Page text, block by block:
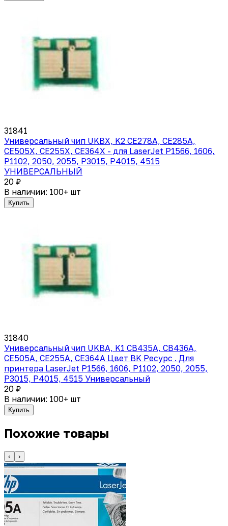
31841
Универсальный чип UKBX, K2 CE278A, CE285A,
CE505X, CE255X, CE364X - для LaserJet P1566, 1606,
P1102, 2050, 2055, P3015, P4015, 4515
УНИВЕРСАЛЬНЫЙ
20 ₽
В наличии: 100+ шт
Купить
31840
Универсальный чип UKBA, K1 CB435A, CB436A,
CE505A, CE255A, CE364A Цвет BK Ресурс . Для
принтера LaserJet P1566, 1606, P1102, 2050, 2055,
P3015, P4015, 4515 Универсальный
20 ₽
В наличии: 100+ шт
Купить
Похожие товары
‹ ›